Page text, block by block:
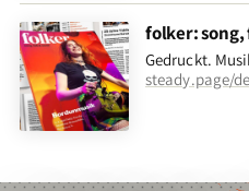
folker:
Gedruckt.
steady.page/